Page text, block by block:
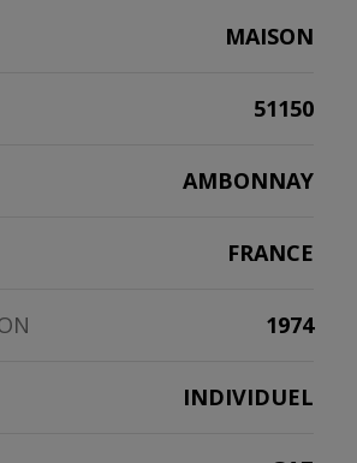
MAISON
51150
AMBONNAY
FRANCE
1974
INDIVIDUEL